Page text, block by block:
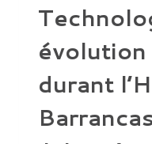
durant